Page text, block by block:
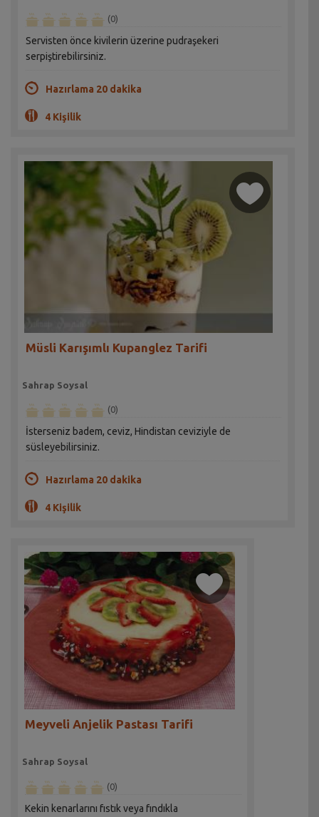
(0)
Servisten önce kivilerin üzerine pudraşekeri
serpiştirebilirsiniz.
Hazırlama 20 dakika
4 Kişilik
Müsli Karışımlı Kupanglez Tarifi
Sahrap Soysal
(0)
İsterseniz badem, ceviz, Hindistan ceviziyle de
süsleyebilirsiniz.
Hazırlama 20 dakika
4 Kişilik
Meyveli Anjelik Pastası Tarifi
Sahrap Soysal
(0)
Kekin kenarlarını fıstık veya fındıkla